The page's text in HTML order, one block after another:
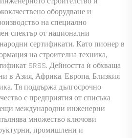
оборудване и
на специално
спектър от национални
сертификати. Като пионер в
на строителна техника,
SRSS. Дейността ѝ обхваща
в Азия, Африка, Европа, Близкия
Тя поддържа дългосрочно
с предприятия от списъка
международни инженерни
множество ключови
промишлени и